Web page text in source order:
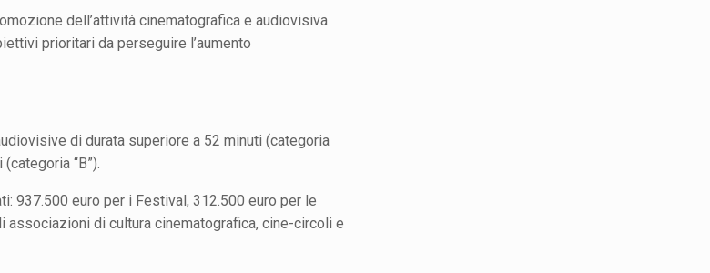
dell’attività cinematografica e audiovisiva
prioritari da perseguire l’aumento
di durata superiore a 52 minuti (categoria
“B”).
937.500 euro per i Festival, 312.500 euro per le
di cultura cinematografica, cine-circoli e